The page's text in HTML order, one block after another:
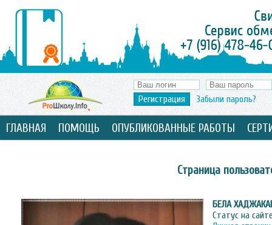
Регистрация Забыли пароль?
ГЛАВНАЯ ПОМОЩЬ ОПУБЛИКОВАННЫЕ РАБОТЫ
Страница
БЕЛА
Статус на